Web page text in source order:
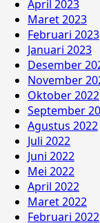
April 2023
Maret 2023
Februari 2023
Januari 2023
Desember
November
Oktober 2022
September
Agustus 2022
Juli 2022
Juni 2022
Mei 2022
April 2022
Maret 2022
Februari 2022